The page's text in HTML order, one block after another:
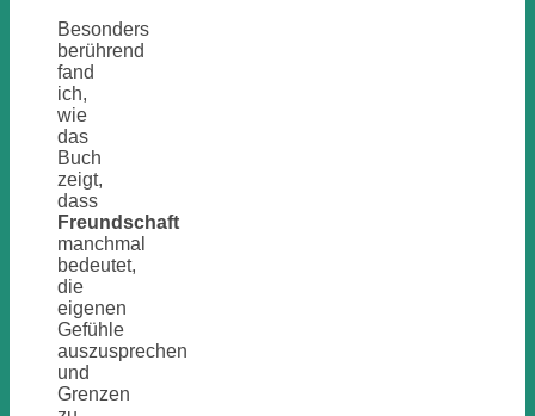
Besonders
berührend
fand
ich,
wie
das
Buch
zeigt,
dass
Freundschaft
manchmal
bedeutet,
die
eigenen
Gefühle
auszusprechen
und
Grenzen